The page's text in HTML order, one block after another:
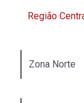
Região
Zona Norte